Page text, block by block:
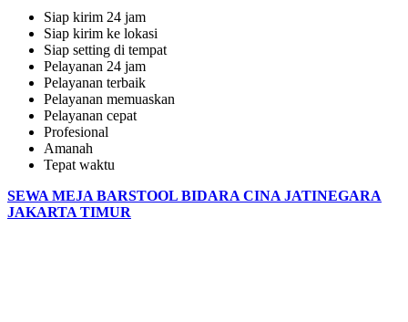
Siap kirim 24 jam
Siap kirim ke lokasi
Siap setting di tempat
Pelayanan 24 jam
Pelayanan terbaik
Pelayanan memuaskan
Pelayanan cepat
Profesional
Amanah
Tepat waktu
SEWA MEJA BARSTOOL BIDARA CINA JATINEGARA
JAKARTA TIMUR